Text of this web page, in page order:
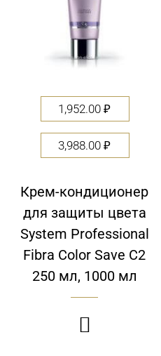
1,952.00₽
3,988.00₽
Крем-кондиционер
для защиты цвета
System Professional
Fibra Color Save C2
250 мл, 1000 мл
